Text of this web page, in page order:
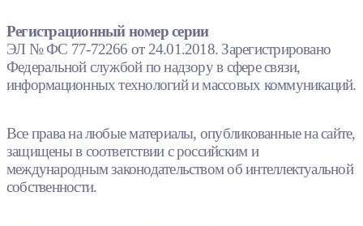
Регистрационный номер серии
ЭЛ № ФС 77-72266 от 24.01.2018. Зарегистрировано
Федеральной службой по надзору в сфере связи,
информационных технологий и массовых коммуникаций.
Все права на любые материалы, опубликованные на сайте,
защищены в соответствии с российским и
международным законодательством об интеллектуальной
собственности.